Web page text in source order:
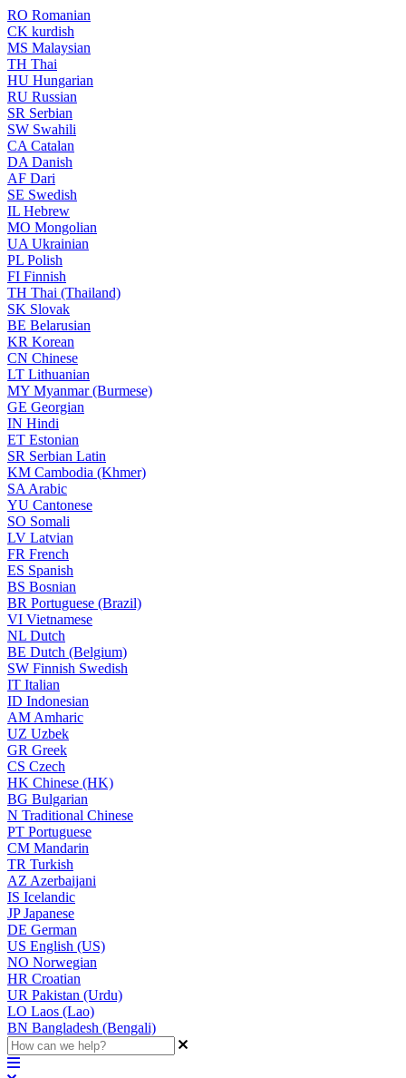
RO Romanian
CK kurdish
MS Malaysian
TH Thai
HU Hungarian
RU Russian
SR Serbian
SW Swahili
CA Catalan
DA Danish
AF Dari
SE Swedish
IL Hebrew
MO Mongolian
UA Ukrainian
PL Polish
FI Finnish
TH Thai (Thailand)
SK Slovak
BE Belarusian
KR Korean
CN Chinese
LT Lithuanian
MY Myanmar (Burmese)
GE Georgian
IN Hindi
ET Estonian
SR Serbian Latin
KM Cambodia (Khmer)
SA Arabic
YU Cantonese
SO Somali
LV Latvian
FR French
ES Spanish
BS Bosnian
BR Portuguese (Brazil)
VI Vietnamese
NL Dutch
BE Dutch (Belgium)
SW Finnish Swedish
IT Italian
ID Indonesian
AM Amharic
UZ Uzbek
GR Greek
CS Czech
HK Chinese (HK)
BG Bulgarian
N Traditional Chinese
PT Portuguese
CM Mandarin
TR Turkish
AZ Azerbaijani
IS Icelandic
JPJapanese
DE German
US English (US)
NO Norwegian
HR Croatian
UR Pakistan (Urdu)
LO Laos (Lao)
BN Bangladesh (Bengali)